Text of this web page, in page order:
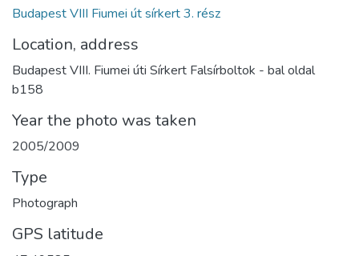
Budapest VIII Fiumei út sírkert 3. rész
Location, address
Budapest VIII. Fiumei úti Sírkert Falsírboltok - bal oldal
b158
Year the photo was taken
2005/2009
Type
Photograph
GPS latitude